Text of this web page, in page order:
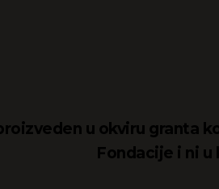
u okviru granta
Fondacije i ni u